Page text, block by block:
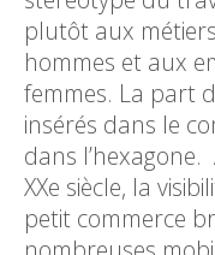
plutôt aux
hommes et aux
femmes. La part
insérés dans le
dans l’hexagone.
XXe siècle, la
petit commerce